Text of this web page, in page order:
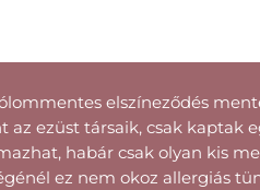
elszíneződés
ezüst társaik, csak kaptak
habár csak olyan kis
ez nem okoz allergiás